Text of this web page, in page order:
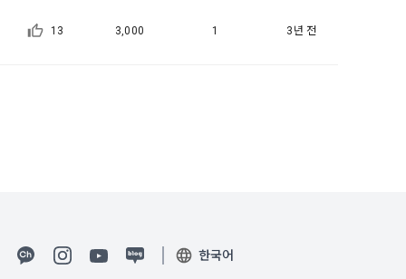
표시하지
다.
밍 언어 및
13 3,000 1 3년 전
한국어